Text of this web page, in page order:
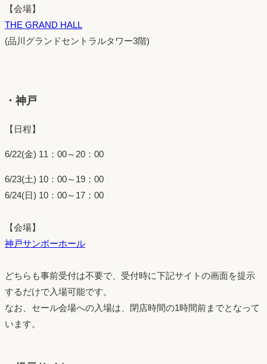
【会場】
THE GRAND HALL
(品川グランドセントラルタワー3階)
・神戸
【日程】
6/22(金) 11：00～20：00
6/23(土) 10：00～19：00
6/24(日) 10：00～17：00
【会場】
神戸サンボーホール
どちらも事前受付は不要で、受付時に下記サイトの画面を提示
するだけで入場可能です。
なお、セール会場への入場は、閉店時間の1時間前までとなって
います。